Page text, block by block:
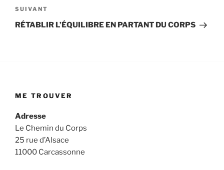
l’article
Article
suivant
SUIVANT
RÉTABLIR L’ÉQUILIBRE EN PARTANT DU CORPS
ME TROUVER
Adresse
Le Chemin du Corps
25 rue d’Alsace
11000 Carcassonne